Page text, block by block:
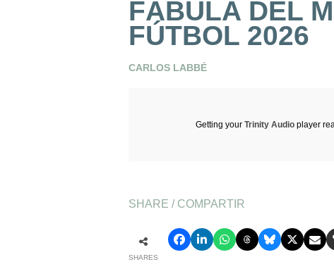
FÁBULA DEL
FÚTBOL 2026
CARLOS LABBÉ
Getting your Trinity Audioplayer
SHARE / COMPARTIR
SHARES